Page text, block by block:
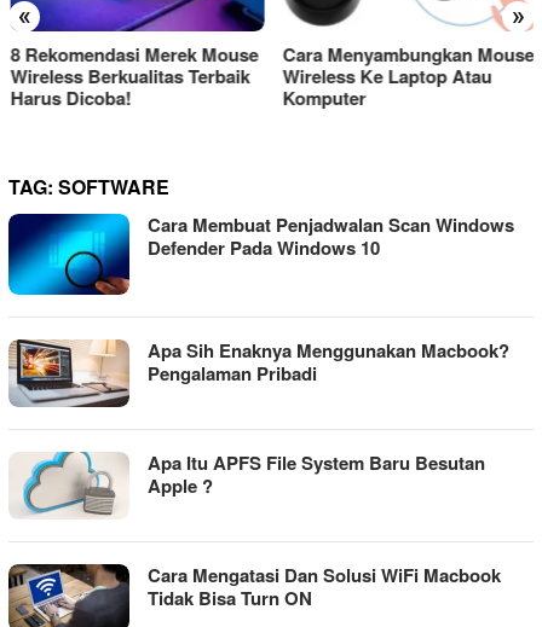
« »
8 Rekomendasi Merek Mouse
Wireless Berkualitas Terbaik
Harus Dicoba!
Cara Menyambungkan Mouse
Wireless Ke Laptop Atau
Komputer
TAG: SOFTWARE
Cara Membuat Penjadwalan Scan Windows
Defender Pada Windows 10
Apa Sih Enaknya Menggunakan Macbook?
Pengalaman Pribadi
Apa Itu APFS File System Baru Besutan
Apple ?
Cara Mengatasi Dan Solusi WiFi Macbook
Tidak Bisa Turn ON